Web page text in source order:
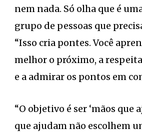
nem nada. Só olha que é
grupo de pessoas que
“Isso cria pontes. Você
melhor o próximo, a
e a admirar os pontos em
“O objetivo é ser ‘mãos que
que ajudam não escolhem